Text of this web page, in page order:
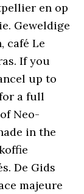
en op
Geweldige
café Le
If you
up to
a full
Neo-
in the
De Gids
majeure